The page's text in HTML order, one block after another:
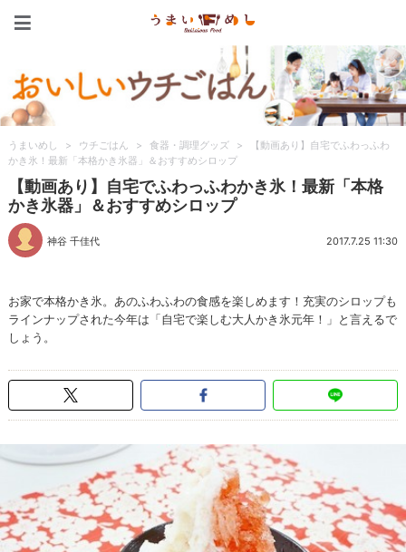
うまいめし > ウチごはん > 食器・調理グッズ >
【動画あり】自宅でふわっふわ
かき氷！最新「本格かき氷器」＆おすすめシロップ
【動画あり】自宅でふわっふわかき氷！最新「本格
かき氷器」＆おすすめシロップ
神谷 千佳代 2017.7.25 11:30
お家で本格かき氷。あのふわふわの食感を楽しめます！充実のシロップも
ラインナップされた今年は「自宅で楽しむ大人かき氷元年！」と言えるで
しょう。